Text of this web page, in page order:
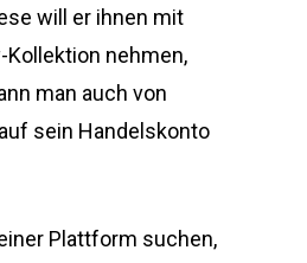
will er ihnen mit
Kollektion nehmen,
man auch von
sein Handelskonto
Plattform suchen,